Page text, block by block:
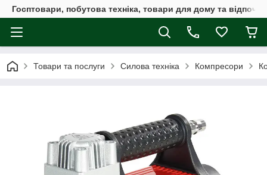
Госптовари, побутова техніка, товари для дому та
Товари та послуги Силова техніка Компресори